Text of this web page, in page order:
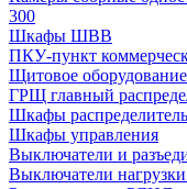
300
Шкафы ШВВ
ПКУ-пункт
Щитовое
ГРЩ главный
Шкафы
Шкафы управления
Выключатели и
Выключатели